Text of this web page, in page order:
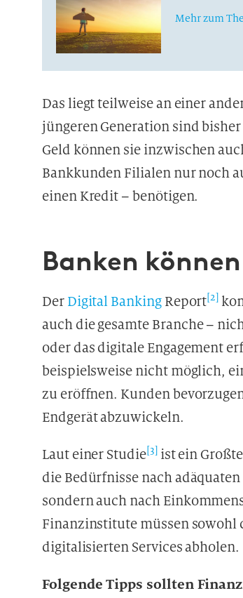
Mehr zum
Das liegt teilweise an einer
jüngeren Generation sind
Geld können sie inzwischen
Bankkunden Filialen nur noch
einen Kredit – benötigen.
Banken
Der Digital BankingReport[2]
auch die gesamte Branche –
oder das digitale Engagement
beispielsweise nicht möglich,
zu eröffnen. Kunden
Endgerät abzuwickeln.
Laut einer Studie[3] ist ein
die Bedürfnisse nach
sondern auch nach
Finanzinstitute müssen sowohl
digitalisierten Services abholen.
Folgende Tipps sollten